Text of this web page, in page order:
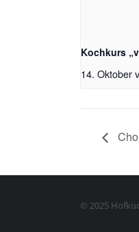
Kochkurs
14. Oktober
© 2025